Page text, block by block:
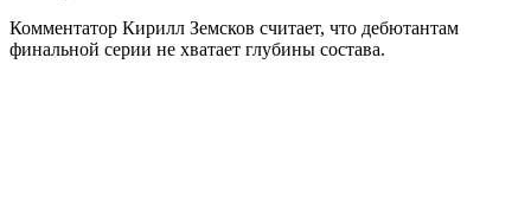
Комментатор Кирилл Земсков считает, что дебютантам
финальной серии не хватает глубины состава.